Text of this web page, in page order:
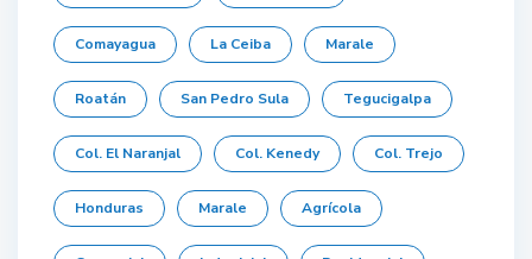
Comayagua La Ceiba Marale
Roatán San Pedro Sula Tegucigalpa
Col. El Naranjal Col. Kenedy Col. Trejo
Honduras Marale Agrícola